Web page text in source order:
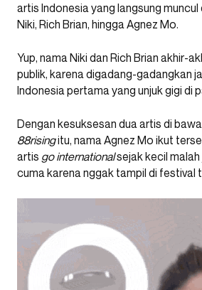
artis Indonesia yang langsung
Niki, Rich Brian, hingga Agnez Mo.
Yup, nama Niki dan Rich Brian akhir-
publik, karena digadang-gadangkan
Indonesia pertama yang unjuk gigi di
Dengan kesuksesan dua artis di
88risingitu, nama Agnez Mo ikut
artis go internationalsejak kecil malah
cuma karena nggak tampil di festival